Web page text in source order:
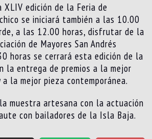
edición de la Feria de
se iniciará también a las 10.00
a las 12.00 horas, disfrutar de la
de Mayores San Andrés
horas se cerrará esta edición de la
la entrega de premios a la mejor
la mejor pieza contemporánea.
muestra artesana con la actuación
con bailadores de la Isla Baja.